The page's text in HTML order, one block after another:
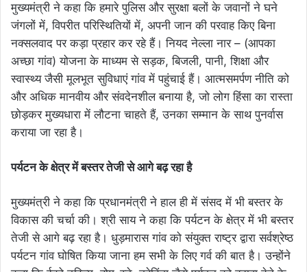
मुख्यमंत्री ने कहा कि हमारे पुलिस और सुरक्षा बलों के जवानों ने घने
जंगलों में, विपरीत परिस्थितियों में, अपनी जान की परवाह किए बिना
नक्सलवाद पर कड़ा प्रहार कर रहे हैं। नियद नेल्ला नार – (आपका
अच्छा गांव) योजना के माध्यम से सड़क, बिजली, पानी, शिक्षा और
स्वास्थ्य जैसी मूलभूत सुविधाएं गांव में पहुंचाई हैं। आत्मसमर्पण नीति को
और अधिक मानवीय और संवदेनशील बनाया है, जो लोग हिंसा का रास्ता
छोड़कर मुख्यधारा में लौटना चाहते हैं, उनका सम्मान के साथ पुनर्वास
कराया जा रहा है।
पर्यटन के क्षेत्र में बस्तर तेजी से आगे बढ़ रहा है
मुख्यमंत्री ने कहा कि प्रधानमंत्री ने हाल ही में संसद में भी बस्तर के
विकास की चर्चा की। श्री साय ने कहा कि पर्यटन के क्षेत्र में भी बस्तर
तेजी से आगे बढ़ रहा है। धुड़मारास गांव को संयुक्त राष्ट्र द्वारा सर्वश्रेष्ठ
पर्यटन गांव घोषित किया जाना हम सभी के लिए गर्व की बात है। उन्होंने